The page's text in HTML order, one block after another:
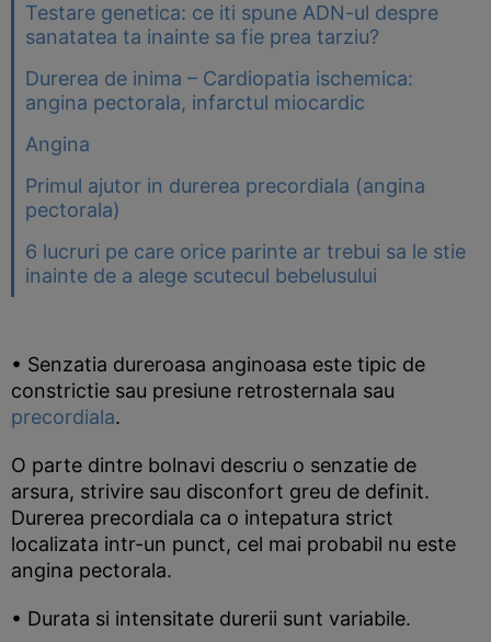
Testare genetica: ce iti spune ADN-ul despre
sanatatea ta inainte sa fie prea tarziu?
Durerea de inima – Cardiopatia ischemica:
angina pectorala, infarctul miocardic
Angina
Primul ajutor in durerea precordiala (angina
pectorala)
6 lucruri pe care orice parinte ar trebui sa le stie
inainte de a alege scutecul bebelusului
• Senzatia dureroasa anginoasa este tipic de
constrictie sau presiune retrosternala sau
precordiala.
O parte dintre bolnavi descriu o senzatie de
arsura, strivire sau disconfort greu de definit.
Durerea precordiala ca o intepatura strict
localizata intr-un punct, cel mai probabil nu este
angina pectorala.
• Durata si intensitate durerii sunt variabile.